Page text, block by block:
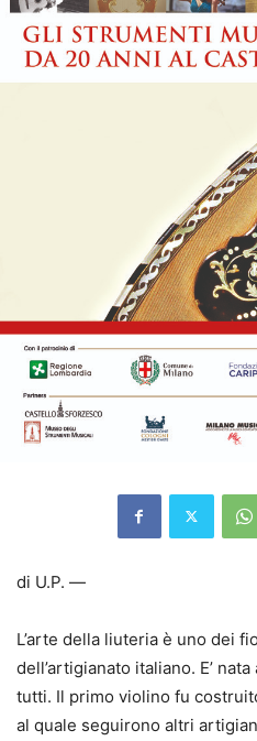
di U.P. —
L’arte della liuteria è uno dei
dell’artigianato italiano. E’
tutti. Il primo violino fu
al quale seguirono altri